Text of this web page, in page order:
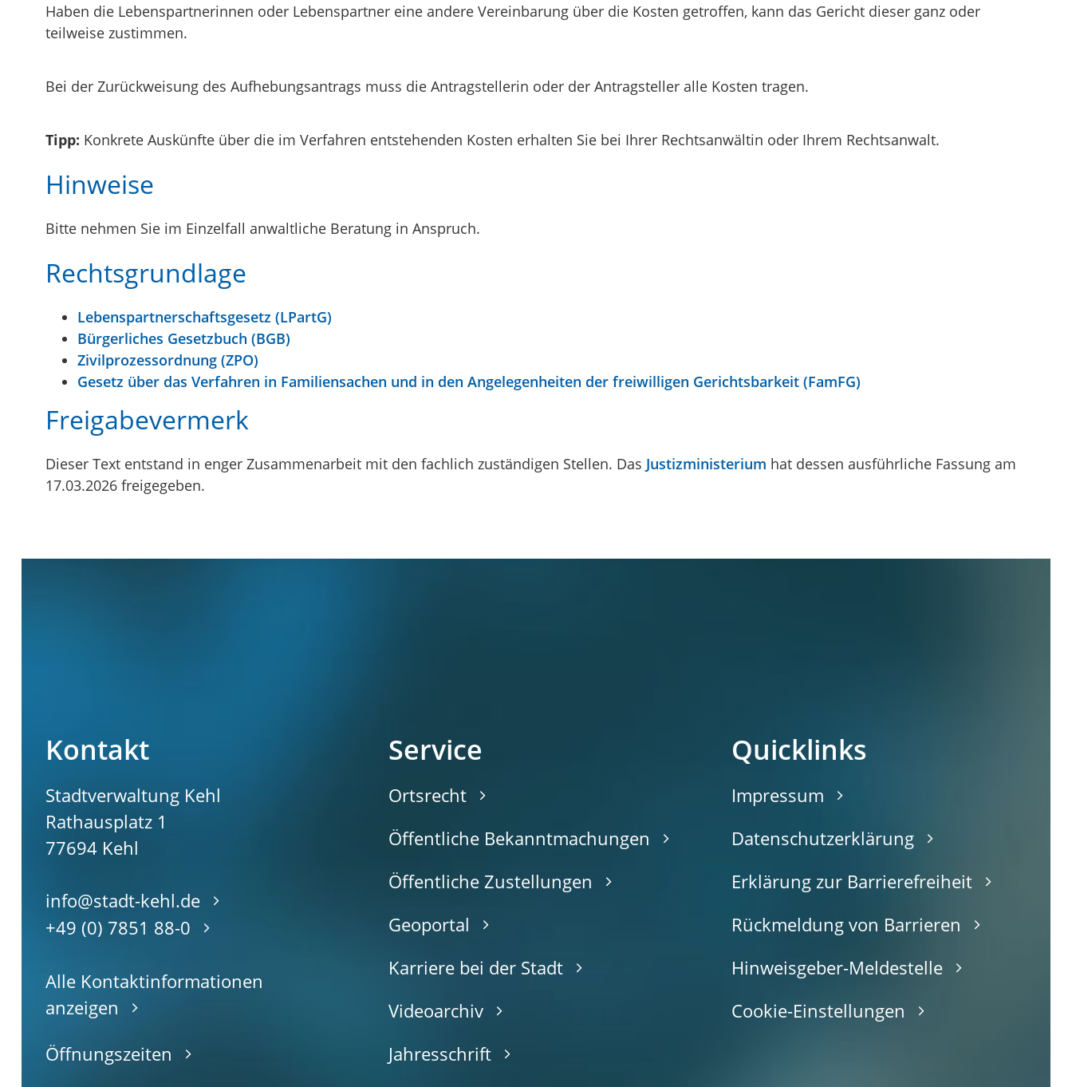
Haben die Lebenspartnerinnen oder Lebenspartner eine andere Vereinbarung über die Kosten getroffen, kann das Gericht dieser ganz oder
teilweise zustimmen.
Bei der Zurückweisung des Aufhebungsantrags muss die Antragstellerin oder der Antragsteller alle Kosten tragen.
Tipp: Konkrete Auskünfte über die im Verfahren entstehenden Kosten erhalten Sie bei Ihrer Rechtsanwältin oder Ihrem Rechtsanwalt.
Hinweise
Bitte nehmen Sie im Einzelfall anwaltliche Beratung in Anspruch.
Rechtsgrundlage
Lebenspartnerschaftsgesetz (LPartG)
Bürgerliches Gesetzbuch (BGB)
Zivilprozessordnung (ZPO)
Gesetz über das Verfahren in Familiensachen und in den Angelegenheiten der freiwilligen Gerichtsbarkeit (FamFG)
Freigabevermerk
Dieser Text entstand in enger Zusammenarbeit mit den fachlich zuständigen Stellen. Das Justizministerium hat dessen ausführliche Fassung am
17.03.2026 freigegeben.
Kontakt
Stadtverwaltung Kehl
Rathausplatz 1
77694 Kehl
info@stadt-kehl.de
+49 (0) 7851 88-0
Alle Kontaktinformationen
anzeigen
Öffnungszeiten
Service
Ortsrecht
Öffentliche Bekanntmachungen
Öffentliche Zustellungen
Geoportal
Karriere bei der Stadt
Videoarchiv
Jahresschrift
Quicklinks
Impressum
Datenschutzerklärung
Erklärung zur Barrierefreiheit
Rückmeldung von Barrieren
Hinweisgeber-Meldestelle
Cookie-Einstellungen